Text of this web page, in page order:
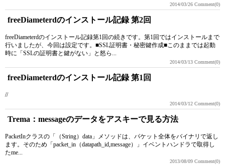
2014/03/26 Comment(0)
freeDiameterdのインストール記録 第2回
freeDiameterdのインストール記録第1回の続きです。第1回ではインストールまで
行いましたが、今回は設定です。■SSL証明書・秘密鍵作成■このままでは起動
時に「SSLの証明書と鍵がない」と怒ら...
2014/03/13 Comment(0)
freeDiameterdのインストール記録 第1回
//
2014/03/12 Comment(0)
Trema：messageのデータをアスキーで見る方法
PacketInクラスの「（String）data」メソッドは、パケット全体をバイナリで返し
ます。そのため「packet_in（datapath_id,message）」イベントハンドラで取得し
たme...
2013/08/09 Comment(0)